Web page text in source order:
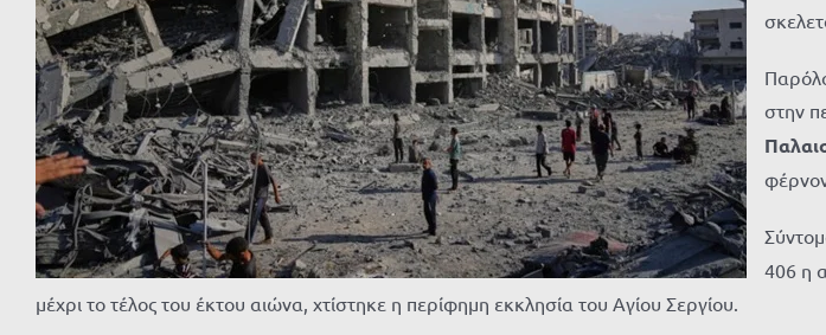
στην
406 η
μέχρι το τέλος του έκτου αιώνα, χτίστηκε η περίφημη εκκλησία του Αγίου Σεργίου.